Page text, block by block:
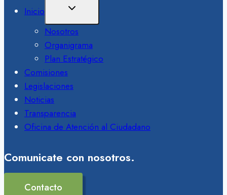
Inicio Ampliar
Menú
Hijo
Nosotros
Organigrama
Plan Estratégico
Comisiones
Legislaciones
Noticias
Transparencia
Oficina de Atención al Ciudadano
Comunicate con nosotros.
Contacto